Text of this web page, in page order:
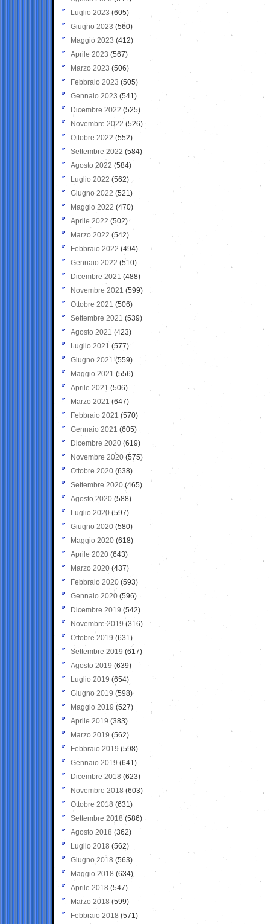
Luglio 2023 (605)
Giugno 2023 (560)
Maggio 2023 (412)
Aprile 2023 (567)
Marzo 2023 (506)
Febbraio 2023 (505)
Gennaio 2023 (541)
Dicembre 2022 (525)
Novembre 2022 (526)
Ottobre 2022 (552)
Settembre 2022 (584)
Agosto 2022 (584)
Luglio 2022 (562)
Giugno 2022 (521)
Maggio 2022 (470)
Aprile 2022 (502)
Marzo 2022 (542)
Febbraio 2022 (494)
Gennaio 2022 (510)
Dicembre 2021 (488)
Novembre 2021 (599)
Ottobre 2021 (506)
Settembre 2021 (539)
Agosto 2021 (423)
Luglio 2021 (577)
Giugno 2021(559)
Maggio 2021 (556)
Aprile 2021 (506)
Marzo 2021 (647)
Febbraio 2021 (570)
Gennaio 2021 (605)
Dicembre 2020 (619)
Novembre 2020 (575)
Ottobre 2020 (638)
Settembre 2020(465)
Agosto 2020 (588)
Luglio 2020 (597)
Giugno 2020 (580)
Maggio 2020 (618)
Aprile 2020 (643)
Marzo 2020 (437)
Febbraio 2020 (593)
Gennaio 2020 (596)
Dicembre 2019 (542)
Novembre 2019 (316)
Ottobre 2019 (631)
Settembre 2019 (617)
Agosto 2019 (639)
Luglio 2019 (654)
Giugno 2019 (598)
Maggio 2019 (527)
Aprile 2019 (383)
Marzo 2019 (562)
Febbraio 2019 (598)
Gennaio 2019 (641)
Dicembre 2018 (623)
Novembre 2018 (603)
Ottobre 2018 (631)
Settembre 2018 (586)
Agosto 2018 (362)
Luglio 2018 (562)
Giugno 2018 (563)
Maggio 2018 (634)
Aprile 2018 (547)
Marzo 2018 (599)
Febbraio 2018 (571)